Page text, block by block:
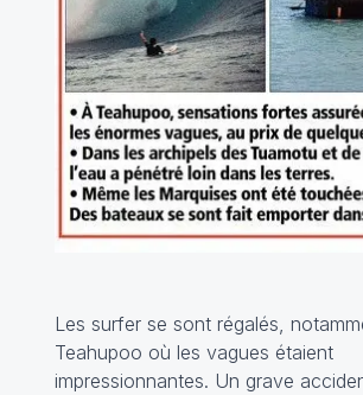
Les surfer se sont régalés,
Teahupoo où les vagues étaient
impressionnantes. Un grave